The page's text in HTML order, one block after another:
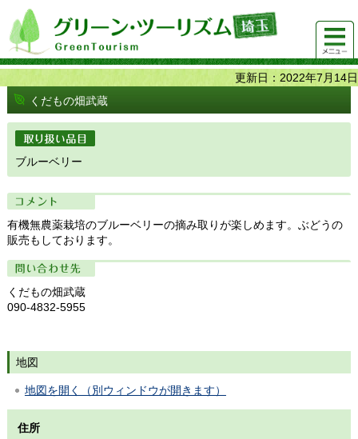
グリーンツーリズム埼玉 緑豊かな農山村で 楽しく！
美味しく！
メニュ
ー
更新日：2022年7月14日
くだもの畑武蔵
取り扱い品目
ブルーベリー
コメント
有機無農薬栽培のブルーベリーの摘み取りが楽しめます。ぶどうの
販売もしております。
問い合わせ先
くだもの畑武蔵
090-4832-5955
地図
地図を開く（別ウィンドウが開きます）
住所